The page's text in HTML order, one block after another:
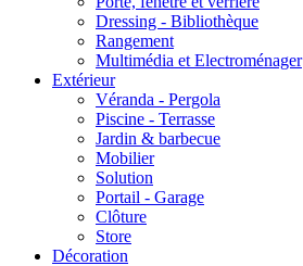
Dressing - Bibliothèque
Rangement
Multimédia et Electroménager
Extérieur
Véranda - Pergola
Piscine - Terrasse
Jardin & barbecue
Mobilier
Solution
Portail - Garage
Clôture
Store
Décoration